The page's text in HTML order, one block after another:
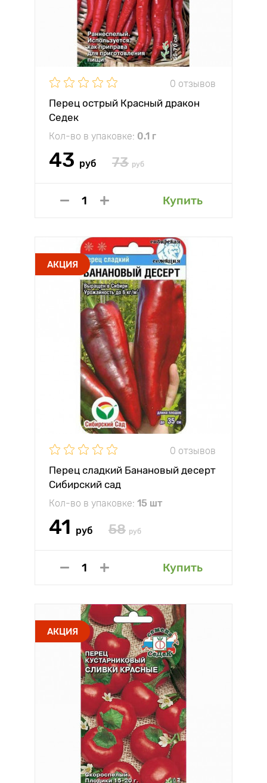
0 отзывов
Перец острый Красный дракон
Седек
Кол-во в упаковке: 0.1 г
43 руб 73 руб
Купить
АКЦИЯ
0 отзывов
Перец сладкий Банановый десерт
Сибирский сад
Кол-во в упаковке: 15 шт
41 руб 58 руб
Купить
АКЦИЯ